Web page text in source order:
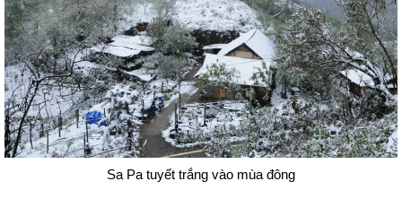
Sa Pa tuyết trắng vào mùa đông